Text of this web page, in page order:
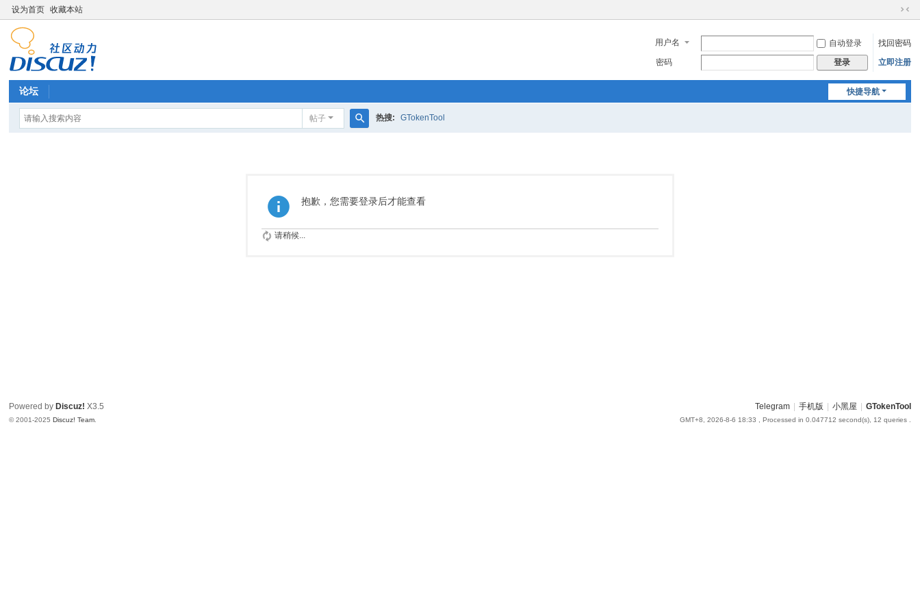
设为首页 收藏本站
切
到
窄
用户名 自动登录
找回密码
密码
登录 立即注册
快捷导航
论坛
帖子 热搜: GTokenTool
抱歉，您需要登录后才能查看
请稍候...
Telegram 手机版 小黑屋 GTokenTool
GMT+8, 2026-8-6 18:33 , Processed in 0.047712 second(s), 12 queries .
Powered by Discuz! X3.5
© 2001-2025Discuz! Team